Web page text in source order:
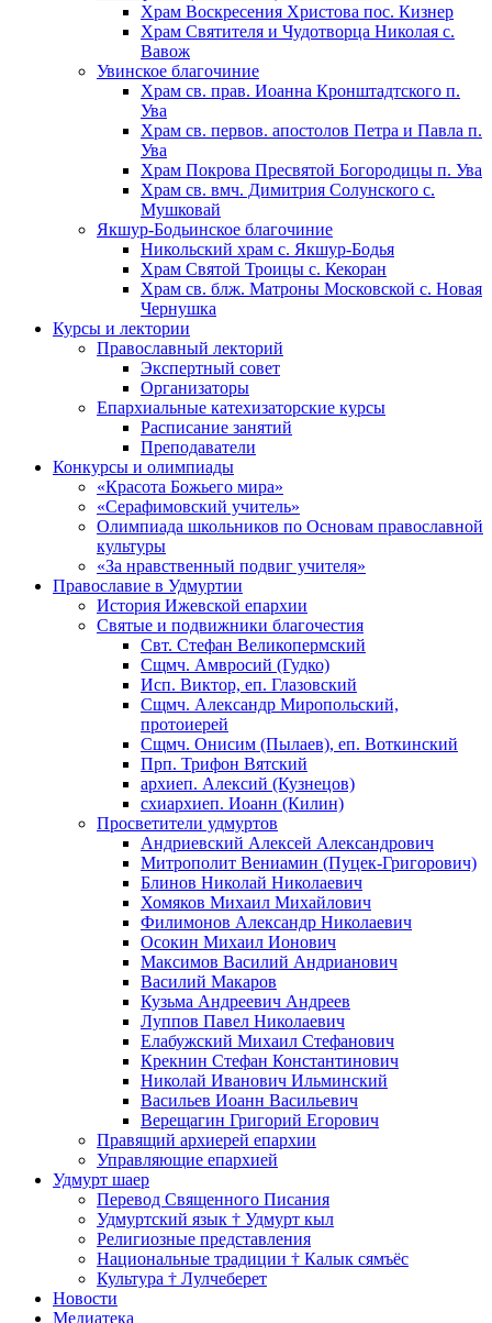
Храм Воскресения Христова пос. Кизнер
Храм Святителя и Чудотворца Николая с.
Вавож
Увинское благочиние
Храм св. прав. Иоанна Кронштадтского п.
Ува
Храм св. первов. апостолов Петра и Павла п.
Ува
Храм Покрова Пресвятой Богородицы п. Ува
Храм св. вмч. Димитрия Солунского с.
Мушковай
Якшур-Бодьинское благочиние
Никольский храм с. Якшур-Бодья
Храм Святой Троицы с. Кекоран
Храм св. блж. Матроны Московской с. Новая
Чернушка
Курсы и лектории
Православный лекторий
Экспертный совет
Организаторы
Епархиальные катехизаторские курсы
Расписание занятий
Преподаватели
Конкурсы и олимпиады
«Красота Божьего мира»
«Серафимовский учитель»
Олимпиада школьников по Основам православной
культуры
«За нравственный подвиг учителя»
Православие в Удмуртии
История Ижевской епархии
Святые и подвижники благочестия
Свт. Стефан Великопермский
Сщмч. Амвросий (Гудко)
Исп. Виктор, еп. Глазовский
Сщмч. Александр Миропольский,
протоиерей
Сщмч. Онисим (Пылаев), еп. Воткинский
Прп. Трифон Вятский
архиеп. Алексий (Кузнецов)
схиархиеп. Иоанн (Килин)
Просветители удмуртов
Андриевский Алексей Александрович
Митрополит Вениамин (Пуцек-Григорович)
Блинов Николай Николаевич
Хомяков Михаил Михайлович
Филимонов Александр Николаевич
Осокин Михаил Ионович
Максимов Василий Андрианович
Василий Макаров
Кузьма Андреевич Андреев
Луппов Павел Николаевич
Елабужский Михаил Стефанович
Крекнин Стефан Константинович
Николай Иванович Ильминский
Васильев Иоанн Васильевич
Верещагин Григорий Егорович
Правящий архиерей епархии
Управляющие епархией
Удмурт шаер
Перевод Священного Писания
Удмуртский язык † Удмурт кыл
Религиозные представления
Национальные традиции † Калык сямъёс
Культура † Лулчеберет
Новости
Медиатека